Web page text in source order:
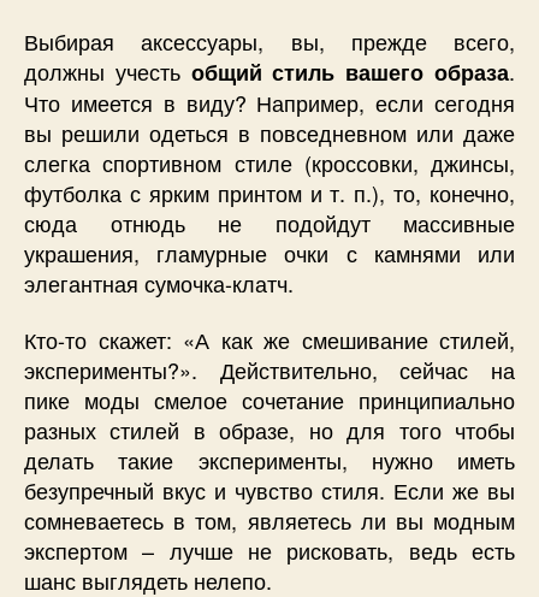
Выбирая аксессуары, вы, прежде всего,
должны учесть общий стиль вашего образа.
Что имеется в виду? Например, если сегодня
вы решили одеться в повседневном или даже
слегка спортивном стиле (кроссовки, джинсы,
футболка с ярким принтом и т. п.), то, конечно,
сюда отнюдь не подойдут массивные
украшения, гламурные очки с камнями или
элегантная сумочка-клатч.
Кто-то скажет: «А как же смешивание стилей,
эксперименты?». Действительно, сейчас на
пике моды смелое сочетание принципиально
разных стилей в образе, но для того чтобы
делать такие эксперименты, нужно иметь
безупречный вкус и чувство стиля. Если же вы
сомневаетесь в том, являетесь ли вы модным
экспертом – лучше не рисковать, ведь есть
шанс выглядеть нелепо.